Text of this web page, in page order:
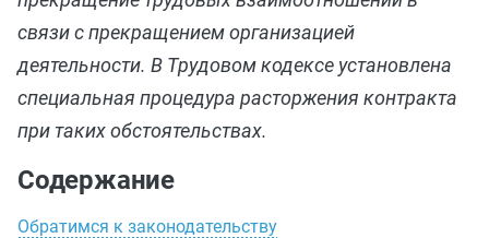
связи с прекращением организацией
деятельности. В Трудовом кодексе установлена
специальная процедура расторжения контракта
при таких обстоятельствах.
Содержание
Обратимся к законодательству